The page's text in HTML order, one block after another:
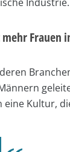
Frauen
eine Kultur,